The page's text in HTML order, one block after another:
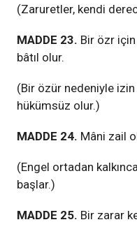
(Zaruretler, kendi
MADDE 23. Bir özr
bâtıl olur.
(Bir özür nedeniyle
hükümsüz olur.)
MADDE 24. Mâni zail
(Engel ortadan
başlar.)
MADDE 25. Bir zarar